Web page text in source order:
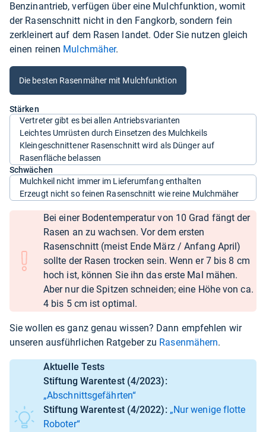
Benzinantrieb, verfügen über eine Mulchfunktion, womit
der Rasenschnitt nicht in den Fangkorb, sondern fein
zerkleinert auf dem Rasen landet. Oder Sie nutzen gleich
einen reinen Mulchmäher.
Die besten Rasenmäher mit Mulchfunktion
Stärken
Vertreter gibt es bei allen Antriebsvarianten
Leichtes Umrüsten durch Einsetzen des Mulchkeils
Kleingeschnittener Rasenschnitt wird als Dünger auf
Rasenfläche belassen
Schwächen
Mulchkeil nicht immer im Lieferumfang enthalten
Erzeugt nicht so feinen Rasenschnitt wie reine Mulchmäher
Bei einer Bodentemperatur von 10 Grad fängt der
Rasen an zu wachsen. Vor dem ersten
Rasenschnitt (meist Ende März / Anfang April)
sollte der Rasen trocken sein. Wenn er 7 bis 8 cm
hoch ist, können Sie ihn das erste Mal mähen.
Aber nur die Spitzen schneiden; eine Höhe von ca.
4 bis 5 cm ist optimal.
Sie wollen es ganz genau wissen? Dann empfehlen wir
unseren ausführlichen Ratgeber zu Rasenmähern.
Aktuelle Tests
Stiftung Warentest (4/2023):
„Abschnittsgefährten“
Stiftung Warentest (4/2022): „Nur wenige flotte
Roboter“